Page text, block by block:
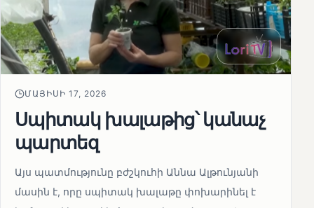
ՄԱՅԻՍԻ 17, 2026
Սպիտակ խալաթից՝ կանաչ
պարտեզ
Այս պատմությունը բժշկուհի Աննա Ալթունյանի
մասին է, որը սպիտակ խալաթը փոխարինել է